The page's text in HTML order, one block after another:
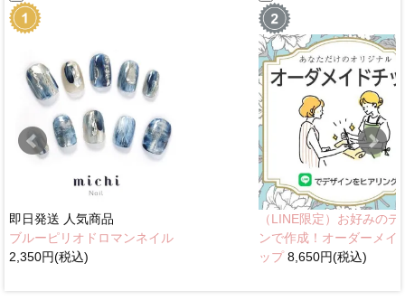
即日発送 人気商品
ブルーピリオドロマンネイル
2,350円(税込)
（LINE限定）お好みのデ
ンで作成！オーダーメイ
ップ8,650円(税込)